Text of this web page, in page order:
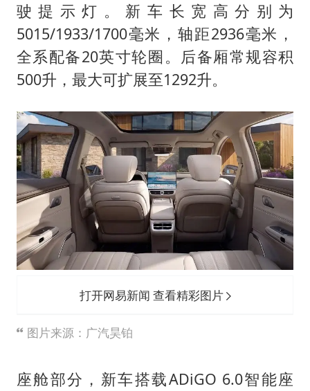
驶提示灯。新车长宽高分别为
5015/1933/1700毫米，轴距2936毫米，
全系配备20英寸轮圈。后备厢常规容积
500升，最大可扩展至1292升。
打开网易新闻 查看精彩图片
图片来源：广汽昊铂
座舱部分，新车搭载ADiGO 6.0智能座